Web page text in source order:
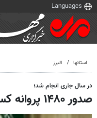
استانها البرز
در سال جاری انجام شد؛
صدور ۱۴۸۰ پروانه کسب صنفی در چهارباغ